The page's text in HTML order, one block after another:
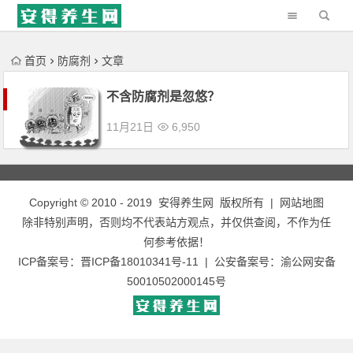
'); })();
首页 防腐剂 文章
不含防腐剂是忽悠？
11月21日 6,950
Copyright © 2010 - 2019 安得养生网 版权所有 |
网站地图
除非特别声明，否则均不代表站方观点，并仅供查阅，不作为任
何参考依据！
ICP备案号： 晋ICP备18010341号-11 | 公安备案号： 渝公网安备
50010502000145号